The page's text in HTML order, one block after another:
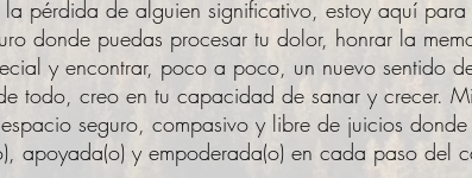
la pérdida de alguien significativo, estoy aquí para
donde puedas procesar tu dolor, honrar la
y encontrar, poco a poco, un nuevo sentido
todo, creo en tu capacidad de sanar y crecer.
seguro, compasivo y libre de juicios donde
apoyada(o) y empoderada(o) en cada paso del